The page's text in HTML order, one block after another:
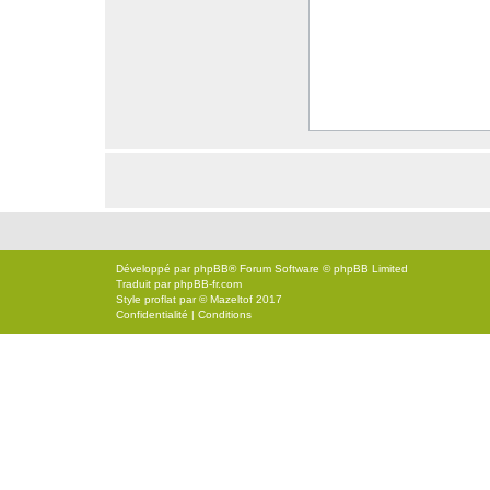
Développé parphpBB® Forum Software © phpBB Limited
Traduit parphpBB-fr.com
Style proflat par ©Mazeltof 2017
Confidentialité | Conditions